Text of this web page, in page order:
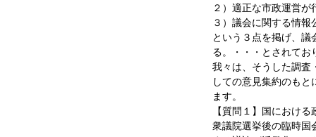
２）適正な市政運営
３）議会に関する情
という３点を掲げ、
る。・・・とされてお
我々は、そうした調
しての意見集約のも
ます。
【質問１】国におけ
衆議院選挙後の臨時国